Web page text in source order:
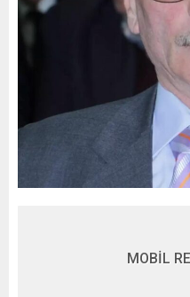
MOBİL